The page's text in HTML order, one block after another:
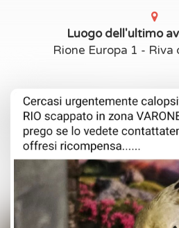
Luogo dell'ultimo
Rione Europa 1 - Riva